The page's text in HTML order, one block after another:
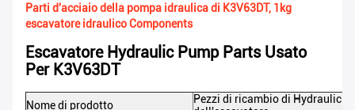
Parti d'acciaio della pompa idraulica di K3V63DT, 1kg
escavatore idraulico Components
Escavatore Hydraulic Pump Parts Usato
Per K3V63DT
Nome di prodotto
Pezzi di ricambio di Hydraulic